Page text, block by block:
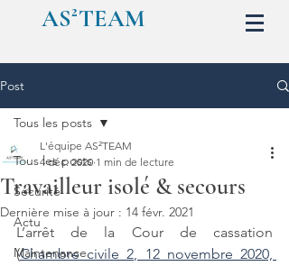
AS²TEAM
Post
Tous les posts
Sécurité
Actu
Maintenance
Tous les posts
Travailleur isolé & secours
L'équipe AS²TEAM
4 déc. 2020 1 min de lecture
Dernière mise à jour : 14 févr. 2021
L’arrêt de la Cour de cassation
(Chambre civile 2, 12 novembre 2020,